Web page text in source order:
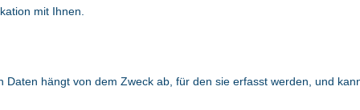
mit Ihnen.
hängt von dem Zweck ab, für den sie erfasst werden, und